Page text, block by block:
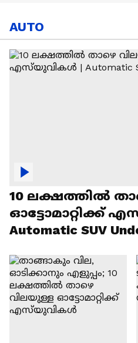
AUTO
10 ലക്ഷത്തിൽ
ഓട്ടോമാറ്റിക്ക്
Automatic SUV